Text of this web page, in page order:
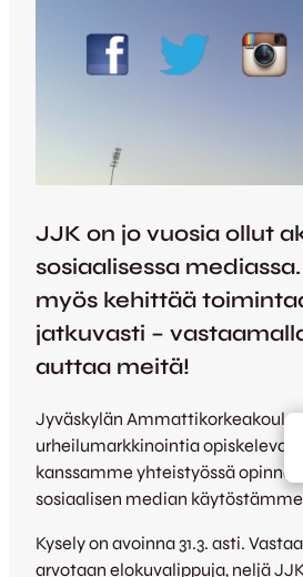
JJK on jo vuosia ollut
sosiaalisessa
myös kehittää
jatkuvasti –
auttaa meitä!
Jyväskylän
urheilumarkkinointia opiskeleva
kanssamme yhteistyössä
sosiaalisen median
Kysely on avoinna 31.3. asti.
arvotaan elokuvalippuja, neljä